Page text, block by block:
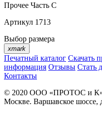
Прочее Часть С
Артикул 1713
Выбор размера
xmark
Печатный каталог Скачать
информация Отзывы Стать
Контакты
© 2020 ООО «ПРОТОС и
Москве. Варшавское шоссе,